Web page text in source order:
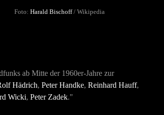
Foto: Harald Bischoff / Wikipedia
ab Mitte der 1960er-Jahre zur
Hädrich, Peter Handke, Reinhard Hauff,
Wicki, Peter Zadek."